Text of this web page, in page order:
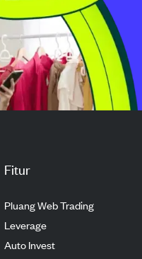
Fitur
Pluang Web Trading
Leverage
Auto Invest